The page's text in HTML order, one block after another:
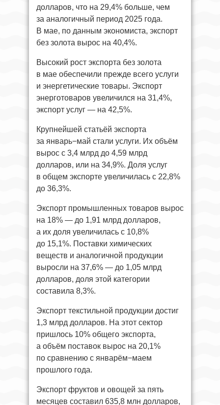
долларов, что на 29,4% больше, чем
за аналогичный период 2025 года.
В мае, по данным экономиста, экспорт
без золота вырос на 40,4%.
Высокий рост экспорта без золота
в мае обеспечили прежде всего услуги
и энергетические товары. Экспорт
энерготоваров увеличился на 31,4%,
экспорт услуг — на 42,5%.
Крупнейшей статьёй экспорта
за январь−май стали услуги. Их объём
вырос с 3,4 млрд до 4,59 млрд
долларов, или на 34,9%. Доля услуг
в общем экспорте увеличилась с 22,8%
до 36,3%.
Экспорт промышленных товаров вырос
на 18% — до 1,91 млрд долларов,
а их доля увеличилась с 10,8%
до 15,1%. Поставки химических
веществ и аналогичной продукции
выросли на 37,6% — до 1,05 млрд
долларов, доля этой категории
составила 8,3%.
Экспорт текстильной продукции достиг
1,3 млрд долларов. На этот сектор
пришлось 10% общего экспорта,
а объём поставок вырос на 20,1%
по сравнению с январём−маем
прошлого года.
Экспорт фруктов и овощей за пять
месяцев составил 635,8 млн долларов,